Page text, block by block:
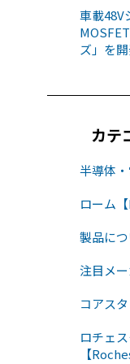
車載48V
ズ」を
カテ
半導体
ローム
製品に
注目メ
コアス
ロチェ
【